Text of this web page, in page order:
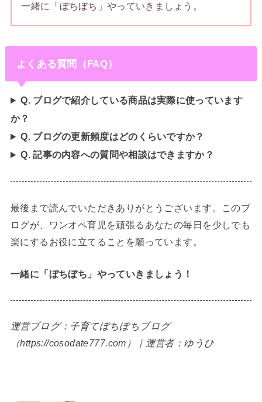
一緒に「ぼちぼち」やっていきましょう。
よくある質問（FAQ）
Q. ブログで紹介している商品は実際に使っています
か？
Q. ブログの更新頻度はどのくらいですか？
Q. 記事の内容への質問や相談はできますか？
最後まで読んでいただきありがとうございます。このブ
ログが、ワンオペ育児を頑張るあなたの毎日を少しでも
楽にするお役に立てることを願っています。
一緒に「ぼちぼち」やっていきましょう！
運営ブログ：子育てぼちぼちブログ
（https://cosodate777.com）｜運営者：ゆうひ